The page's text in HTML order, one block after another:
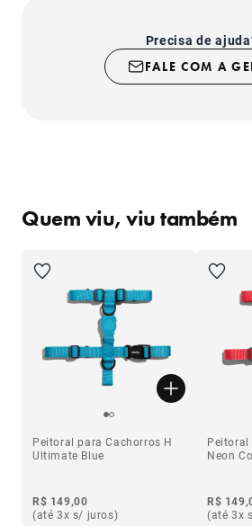
como mordidas, por exemplo.
Precisa de
FALE COM A
Quem viu, viu também
Peitoral para Cachorros H
Ultimate Blue
R$ 149,00
(até 3x s/ juros)
Peitoral
Neon
R$
(até 3x